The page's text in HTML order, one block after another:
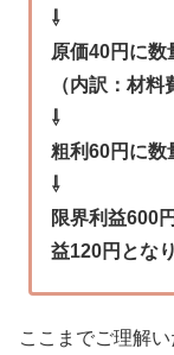
⇩
原価40円に数
（内訳：材料
⇩
粗利60円に数
⇩
限界利益600
益120円とな
ここまでご理解